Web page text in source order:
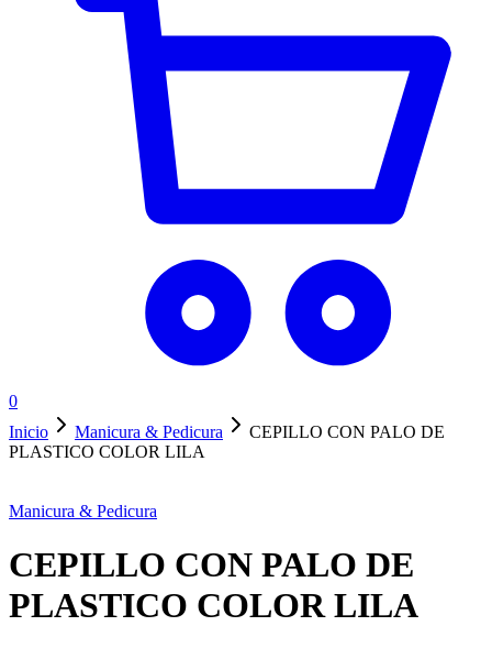
0
Inicio
Manicura & Pedicura
CEPILLO CON PALO DE
PLASTICO COLOR LILA
Manicura & Pedicura
CEPILLO CON PALO DE
PLASTICO COLOR LILA